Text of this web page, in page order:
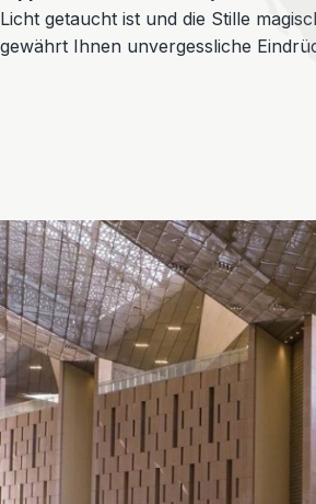
Licht getaucht ist und die Stille
gewährt Ihnen unvergessliche